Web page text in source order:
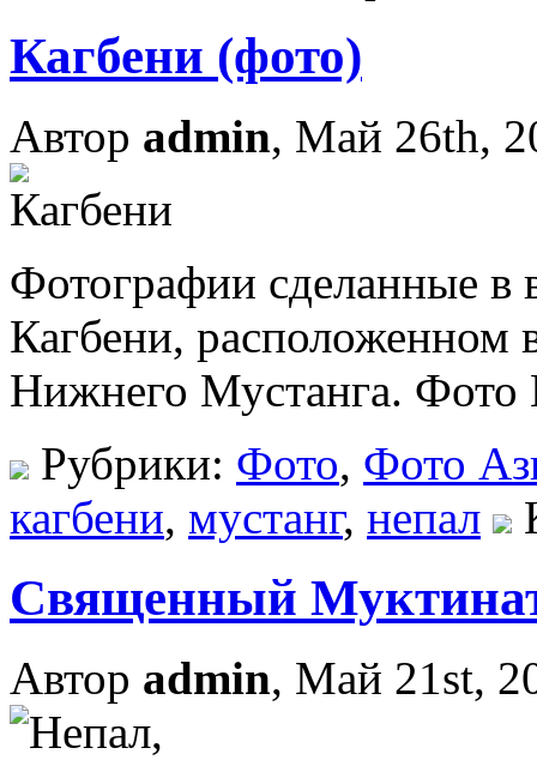
Кагбени (фото)
Автор admin, Май 26th,
Фотографии сделанные в
Кагбени, расположенном
Нижнего Мустанга.
Рубрики: Фото, Фото
кагбени, мустанг, непал
Священный
Автор admin, Май 21st,